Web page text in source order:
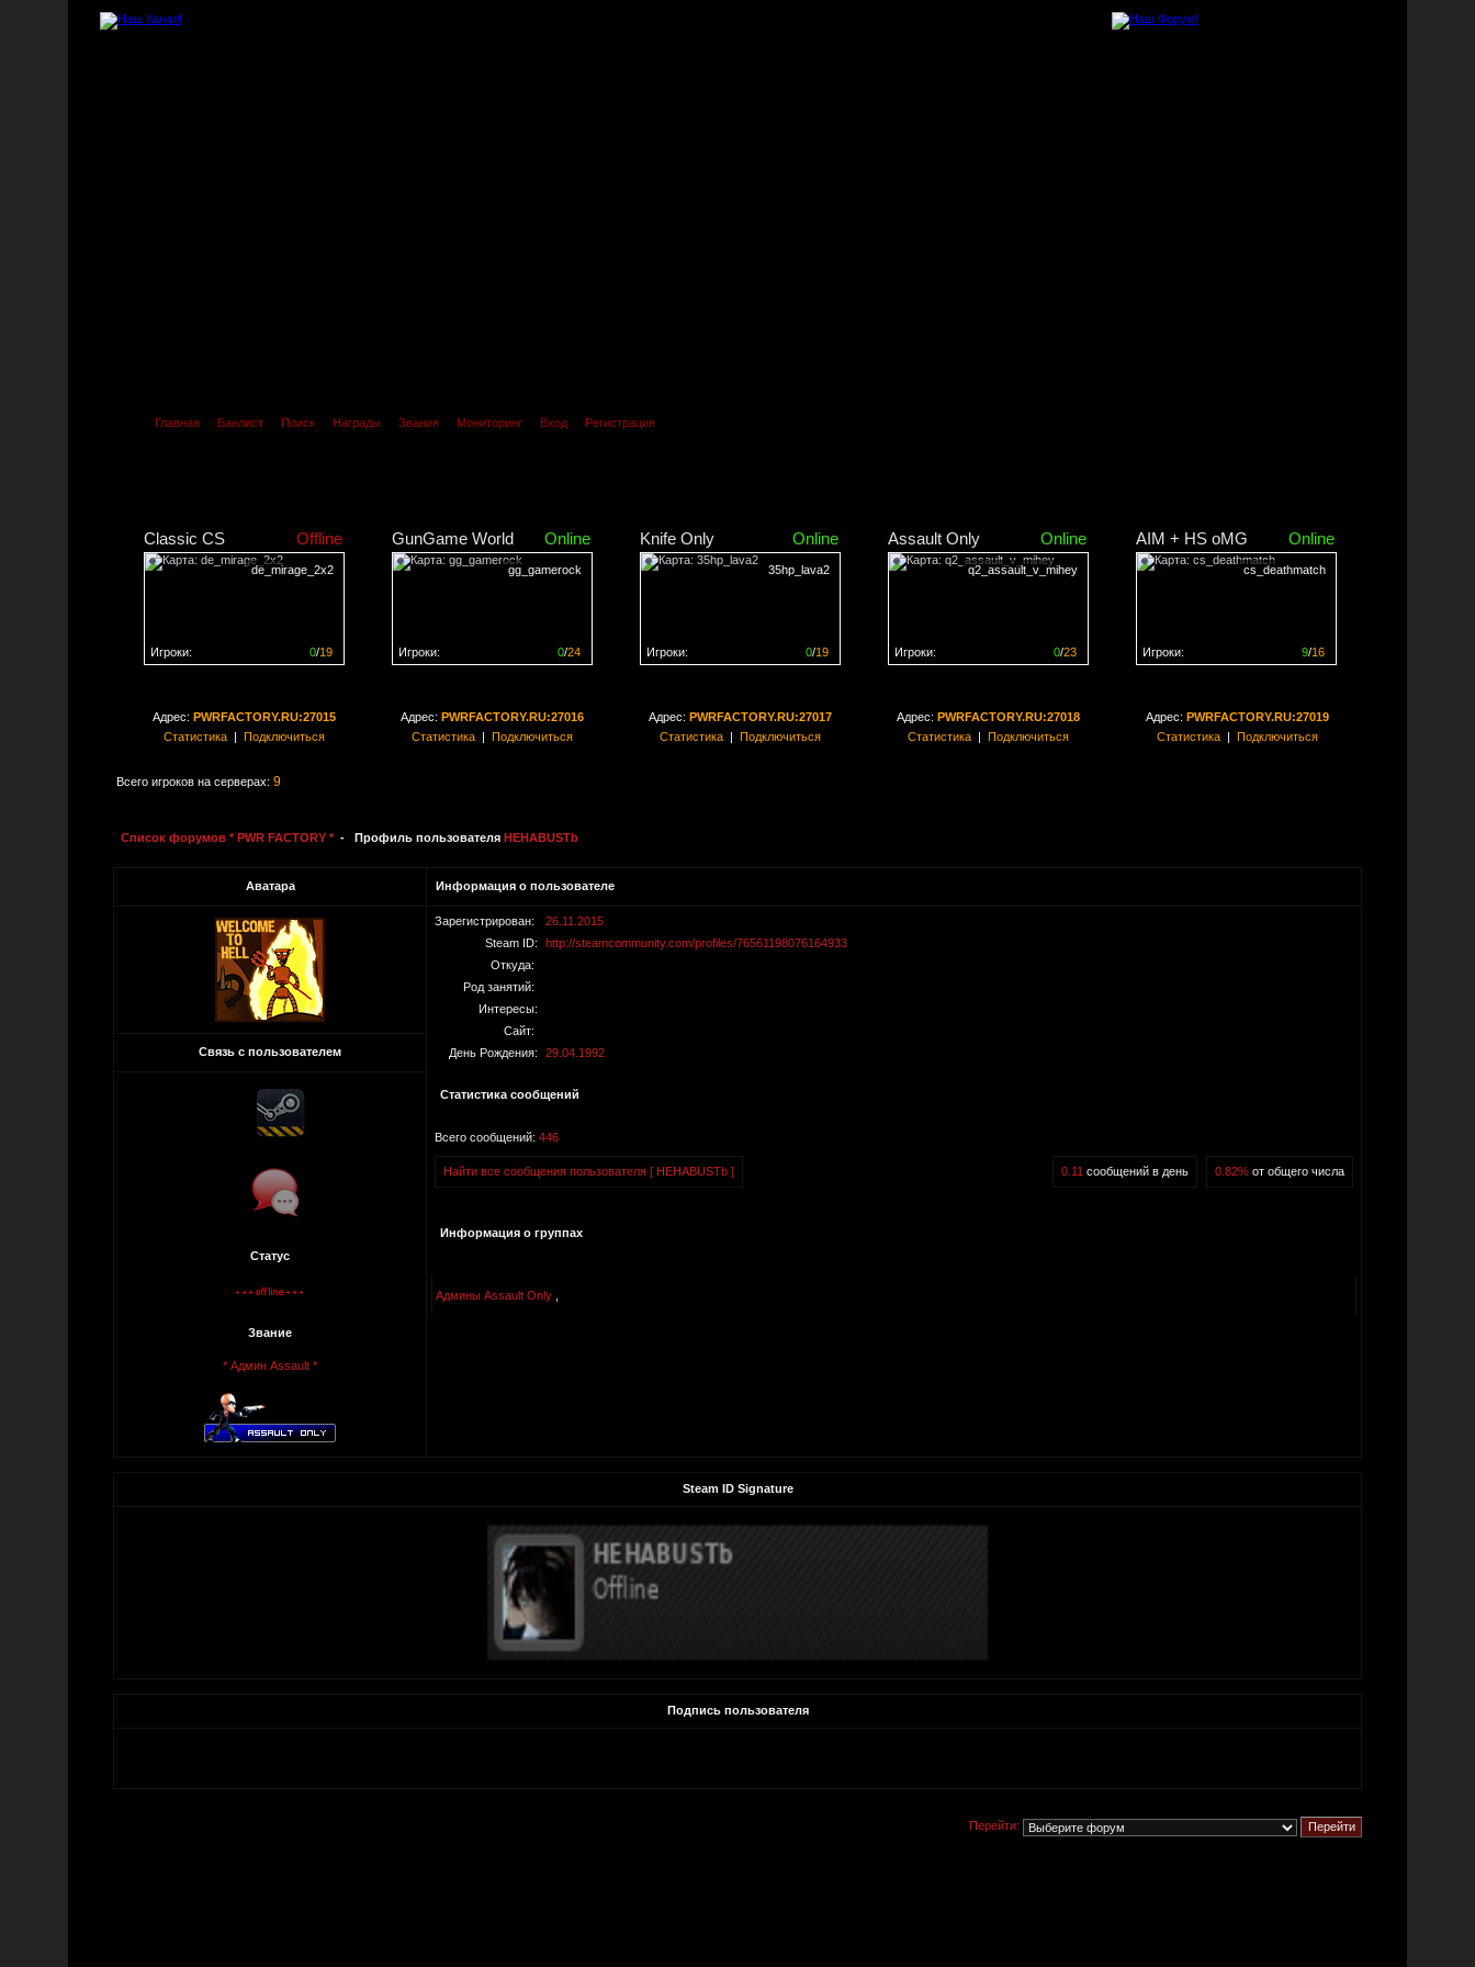
Главная Банлист Поиск Награды Звания Мониторинг Вход Регистрация
Classic CS Offline
de_mirage_2x2
0/19
Игроки:
GunGame World Online
gg_gamerock
0/24
Игроки:
Knife Only Online
35hp_lava2
0/19
Игроки:
Assault Only Online
q2_assault_v_mihey
0/23
Игроки:
AIM + HS oMG Online
cs_deathmatch
9/16
Игроки:
Адрес: PWRFACTORY.RU:27015
Статистика| Подключиться
Адрес: PWRFACTORY.RU:27016
Статистика| Подключиться
Адрес: PWRFACTORY.RU:27017
Статистика| Подключиться
Адрес: PWRFACTORY.RU:27018
Статистика| Подключиться
Адрес: PWRFACTORY.RU:27019
Статистика| Подключиться
Всего игроков на серверах: 9
Список форумов * PWR FACTORY * - Профиль пользователя HEHABUSTb
Аватара Информация о пользователе
Зарегистрирован:
26.11.2015
Steam ID:
http://steamcommunity.com/profiles/76561198076164933
Откуда:
Род занятий:
Интересы:
Сайт:
День Рождения:
29.04.1992
Статистика сообщений
Всего сообщений: 446
Найти все сообщения пользователя [ HEHABUSTb ] 0.82% от общего числа
0.11 сообщений в день
Информация о группах
Админы Assault Only
Связь с пользователем
Статус
Звание
* Админ Assault *
Steam ID Signature
Подпись пользователя
Перейти: